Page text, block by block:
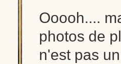
Ooooh....
photos de
n'est pas